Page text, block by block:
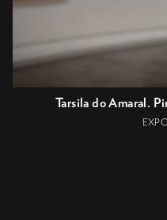
Tarsila do Amaral.